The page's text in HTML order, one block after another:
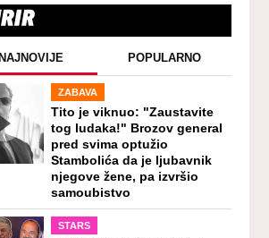
NAJNOVIJE POPULARNO
ZABAVA
Tito je viknuo: "Zaustavite
tog ludaka!" Brozov general
pred svima optužio
Stambolića da je ljubavnik
njegove žene, pa izvršio
samoubistvo
STARS